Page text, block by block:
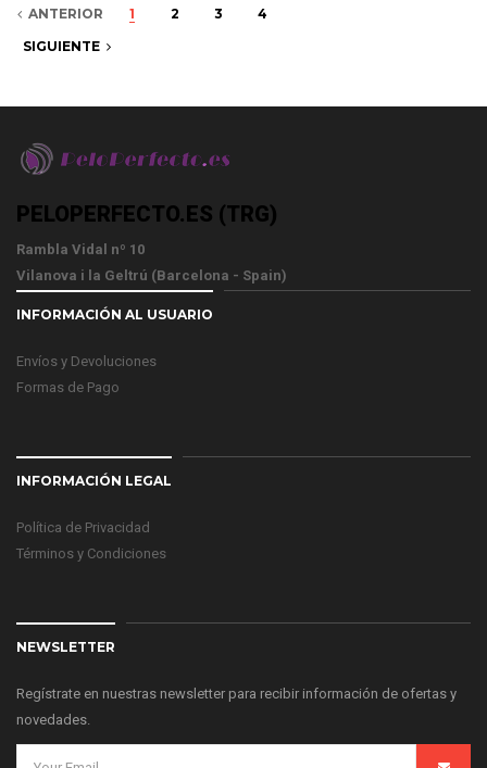
ANTERIOR 1 2 3
4
SIGUIENTE
PELOPERFECTO.ES (TRG)
Rambla Vidal nº 10
Vilanova i la Geltrú (Barcelona - Spain)
INFORMACIÓN AL USUARIO
Envíos y Devoluciones
Formas de Pago
INFORMACIÓN LEGAL
Política de Privacidad
Términos y Condiciones
NEWSLETTER
Regístrate en nuestras newsletter para recibir información de ofertas y
novedades.